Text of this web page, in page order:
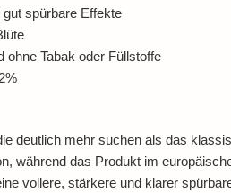
gut spürbare Effekte
ohne Tabak oder Füllstoffe
deutlich mehr suchen als das
während das Produkt im
vollere, stärkere und klarer